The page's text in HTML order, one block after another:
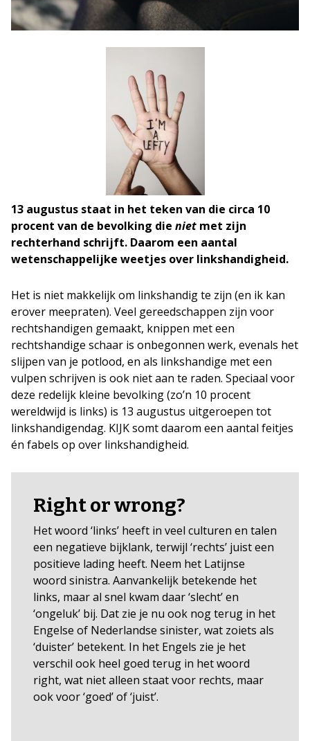
13 augustus staat in het teken van die circa 10
procent van de bevolking die niet met zijn
rechterhand schrijft. Daarom een aantal
wetenschappelijke weetjes over linkshandigheid.
Het is niet makkelijk om linkshandig te zijn (en ik kan
erover meepraten). Veel gereedschappen zijn voor
rechtshandigen gemaakt, knippen met een
rechtshandige schaar is onbegonnen werk, evenals het
slijpen van je potlood, en als linkshandige met een
vulpen schrijven is ook niet aan te raden. Speciaal voor
deze redelijk kleine bevolking (zo’n 10 procent
wereldwijd is links) is 13 augustus uitgeroepen tot
linkshandigendag. KIJK somt daarom een aantal feitjes
én fabels op over linkshandigheid.
Right or wrong?
Het woord ‘links’ heeft in veel culturen en talen
een negatieve bijklank, terwijl ‘rechts’ juist een
positieve lading heeft. Neem het Latijnse
woord sinistra. Aanvankelijk betekende het
links, maar al snel kwam daar ‘slecht’ en
‘ongeluk’ bij. Dat zie je nu ook nog terug in het
Engelse of Nederlandse sinister, wat zoiets als
‘duister’ betekent. In het Engels zie je het
verschil ook heel goed terug in het woord
right, wat niet alleen staat voor rechts, maar
ook voor ‘goed’ of ‘juist’.